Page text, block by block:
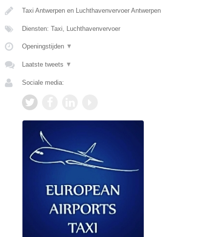
Taxi Antwerpen en Luchthavenvervoer Antwerpen
Diensten: Taxi, Luchthavenvervoer
Openingstijden ▼
Laatste tweets ▼
Sociale media: